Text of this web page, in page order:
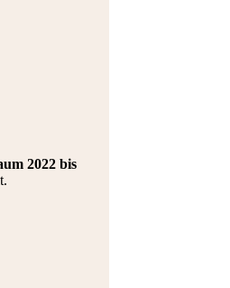
2022 bis